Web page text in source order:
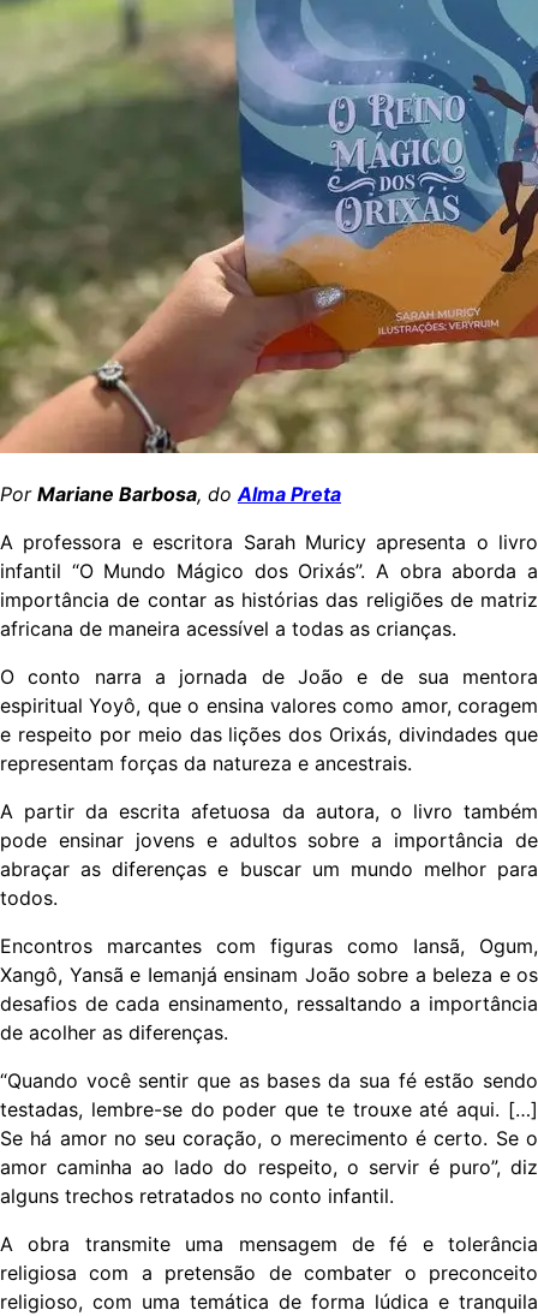
Por Mariane Barbosa, do Alma Preta
A professora e escritora Sarah Muricy apresenta o livro
infantil “O Mundo Mágico dos Orixás”. A obra aborda a
importância de contar as histórias das religiões de matriz
africana de maneira acessível a todas as crianças.
O conto narra a jornada de João e de sua mentora
espiritual Yoyô, que o ensina valores como amor, coragem
e respeito por meio das lições dos Orixás, divindades que
representam forças da natureza e ancestrais.
A partir da escrita afetuosa da autora, o livro também
pode ensinar jovens e adultos sobre a importância de
abraçar as diferenças e buscar um mundo melhor para
todos.
Encontros marcantes com figuras como Iansã, Ogum,
Xangô, Yansã e Iemanjá ensinam João sobre a beleza e os
desafios de cada ensinamento, ressaltando a importância
de acolher as diferenças.
“Quando você sentir que as bases da sua fé estão sendo
testadas, lembre-se do poder que te trouxe até aqui. […]
Se há amor no seu coração, o merecimento é certo. Se o
amor caminha ao lado do respeito, o servir é puro”, diz
alguns trechos retratados no conto infantil.
A obra transmite uma mensagem de fé e tolerância
religiosa com a pretensão de combater o preconceito
religioso, com uma temática de forma lúdica e tranquila